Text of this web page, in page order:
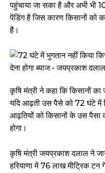
पहुंचाया जा सका है और अभी भी
पेंडिंग है जिस कारण किसानों को
है।
कृषि मंत्री ने कहा कि किसानों
यदि आढ़ती उस पैसे को 72 घंटे में
आढ़तियों को किसानों के उस पैसा
होगा।
कृषि मंत्री जयप्रकाश दलाल ने
हरियाणा में 76 लाख मीट्रिक टन